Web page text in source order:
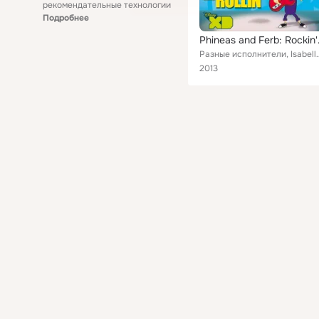
рекомендательные технологии
Подробнее
Разные исполнители, Isabella, Fee
2013